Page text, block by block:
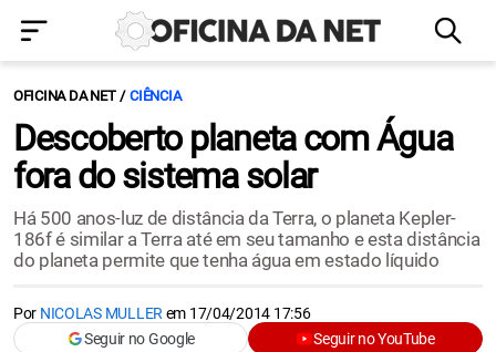
OFICINA DA NET CIÊNCIA
Descoberto planeta com Água
fora do sistema solar
Há 500 anos-luz de distância da Terra, o planeta Kepler-
186f é similar a Terra até em seu tamanho e esta distância
do planeta permite que tenha água em estado líquido
Por NICOLAS MULLER em 17/04/2014 17:56
Seguir no Google
Seguir no YouTube